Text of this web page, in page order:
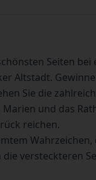
Seiten
Altstadt.
Sie die
und das
reichen.
versteckteren